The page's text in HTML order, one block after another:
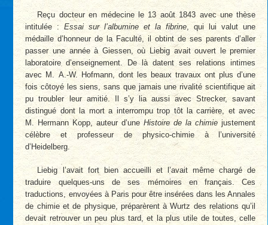
Reçu docteur en médecine le 13 août 1843 avec une thèse
intitulée :Essai sur l’albumine et la fibrine, qui lui valut une
médaille d’honneur de la Faculté, il obtint de ses parents d’aller
passer une année à Giessen, où Liebig avait ouvert le premier
laboratoire d’enseignement. De là datent ses relations intimes
avec M. A.-W. Hofmann, dont les beaux travaux ont plus d’une
fois côtoyé les siens, sans que jamais une rivalité scientifique ait
pu troubler leur amitié. Il s’y lia aussi avec Strecker, savant
distingué dont la mort a interrompu trop tôt la carrière, et avec
M. Hermann Kopp, auteur d’uneHistoire de la chimie justement
célèbre et professeur de physico-chimie à l’université
d’Heidelberg.
Liebig l’avait fort bien accueilli et l’avait même chargé de
traduire quelques-uns de ses mémoires en français. Ces
traductions, envoyées à Paris pour être insérées dans les Annales
de chimie et de physique, préparèrent à Wurtz des relations qu’il
devait retrouver un peu plus tard, et la plus utile de toutes, celle